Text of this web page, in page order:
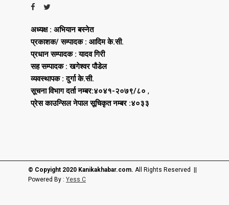
अध्यक्ष : अभियान बस्नेत
प्रकाशक/ सम्पादक : आदिम के.सी.
प्रधान सम्पादक : यादव गिरी
सह सम्पादक : खगेश्वर पौडेल
व्यवस्थापक : दुर्गा के.सी.
सूचना विभाग दर्ता नम्बर:४०४१-२०७९/८० ,
प्रेस काउन्सिल नेपाल सूचिकृत नम्बर :४०३३
© Copyight 2020 Kanikakhabar.com. All Rights Reserved ||
Powered By : Yess C